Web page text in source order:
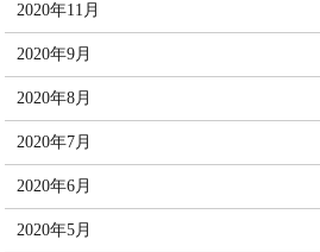
2020年11月
2020年9月
2020年8月
2020年7月
2020年6月
2020年5月